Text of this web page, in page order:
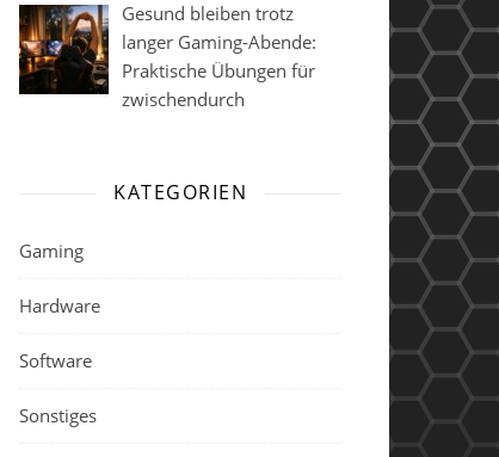
Gesund bleiben trotz
langer Gaming-Abende:
Praktische Übungen für
zwischendurch
KATEGORIEN
Gaming
Hardware
Software
Sonstiges